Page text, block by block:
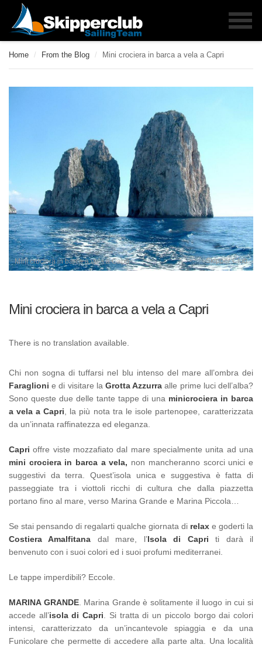
Home / From the Blog / Mini crociera in barca a vela a Capri
Mini crociera in barca a vela a Capri Skipper Club
Mini crociera in barca a vela a Capri
There is no translation available.
Chi non sogna di tuffarsi nel blu intenso del mare all’ombra dei
Faraglioni e di visitare la Grotta Azzurra alle prime luci dell’alba?
Sono queste due delle tante tappe di una minicrociera in barca
a vela a Capri , la più nota tra le isole partenopee, caratterizzata
da un’innata raffinatezza ed eleganza.
Capri offre viste mozzafiato dal mare specialmente unita ad una
mini crociera in barca a vela, non mancheranno scorci unici e
suggestivi da terra. Quest’isola unica e suggestiva è fatta di
passeggiate tra i viottoli ricchi di cultura che dalla piazzetta
portano fino al mare, verso Marina Grande e Marina Piccola…
Se stai pensando di regalarti qualche giornata di relax e goderti la
Costiera Amalfitana dal mare, l’Isola di Capri ti darà il
benvenuto con i suoi colori ed i suoi profumi mediterranei.
Le tappe imperdibili? Eccole.
MARINA GRANDE. Marina Grande è solitamente il luogo in cui si
accede all’isola di Capri . Si tratta di un piccolo borgo dai colori
intensi, caratterizzato da un’incantevole spiaggia e da una
Funicolare che permette di accedere alla parte alta. Una località